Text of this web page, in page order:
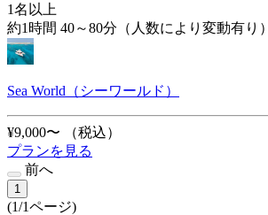
1名以上
約1時間 40～80分（人数により変動有り）
Sea World（シーワールド）
¥9,000〜
（税込）
プランを見る
前へ
1
(1/1ページ)